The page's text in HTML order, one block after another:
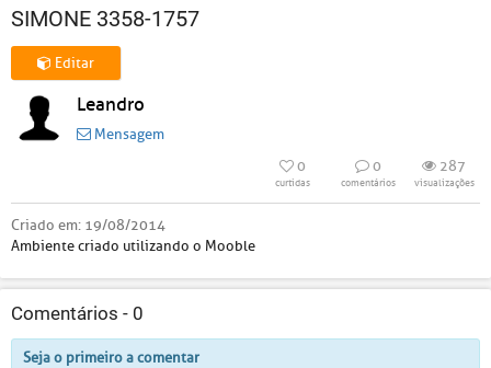
SIMONE 3358-1757
Editar
Leandro
Mensagem
0
curtidas
0
comentários
287
visualizações
Criado em: 19/08/2014
Ambiente criado utilizando o Mooble
Comentários - 0
Seja o primeiro a comentar